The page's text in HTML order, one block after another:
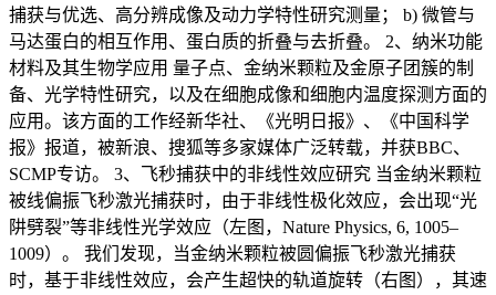
捕获与优选、高分辨成像及动力学特性研究测量； b) 微管与
马达蛋白的相互作用、蛋白质的折叠与去折叠。 2、纳米功能
材料及其生物学应用 量子点、金纳米颗粒及金原子团簇的制
备、光学特性研究，以及在细胞成像和细胞内温度探测方面的
应用。该方面的工作经新华社、《光明日报》、《中国科学
报》报道，被新浪、搜狐等多家媒体广泛转载，并获BBC、
SCMP专访。 3、飞秒捕获中的非线性效应研究 当金纳米颗粒
被线偏振飞秒激光捕获时，由于非线性极化效应，会出现“光
阱劈裂”等非线性光学效应（左图，Nature Physics, 6, 1005–
1009）。 我们发现，当金纳米颗粒被圆偏振飞秒激光捕获
时，基于非线性效应，会产生超快的轨道旋转（右图），其速